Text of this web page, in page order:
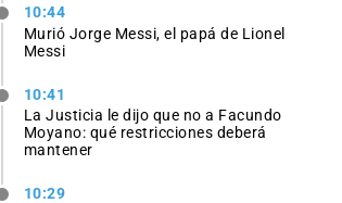
10:44
Murió Jorge Messi, el papá de Lionel
Messi
10:41
La Justicia le dijo que no a Facundo
Moyano: qué restricciones deberá
mantener
10:29